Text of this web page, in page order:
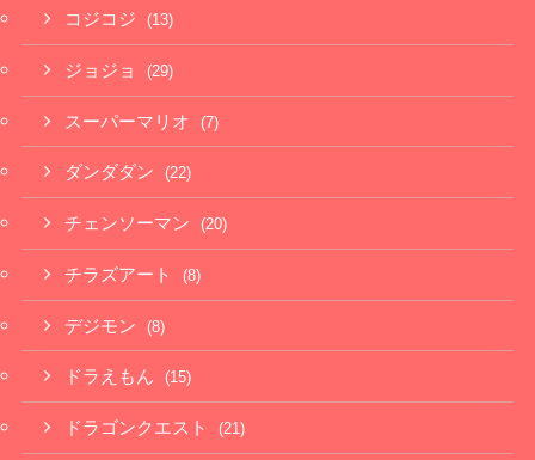
コジコジ (13)
ジョジョ (29)
スーパーマリオ (7)
ダンダダン (22)
チェンソーマン (20)
チラズアート (8)
デジモン (8)
ドラえもん (15)
ドラゴンクエスト (21)